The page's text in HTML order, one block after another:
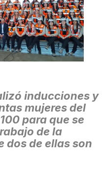
inducciones y
mujeres del
para que se
de la
dos de ellas son